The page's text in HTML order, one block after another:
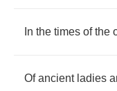
In the times of the
Of ancient ladies